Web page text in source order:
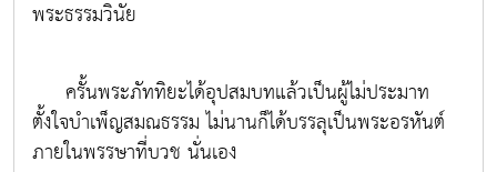
พระธรรมวินัย
ครั้นพระภัททิยะได้อุปสมบทแล้วเป็นผู้ไม่ประมาท
ตั้งใจบำเพ็ญสมณธรรม ไม่นานก็ได้บรรลุเป็นพระอรหันต์
ภายในพรรษาที่บวช นั่นเอง